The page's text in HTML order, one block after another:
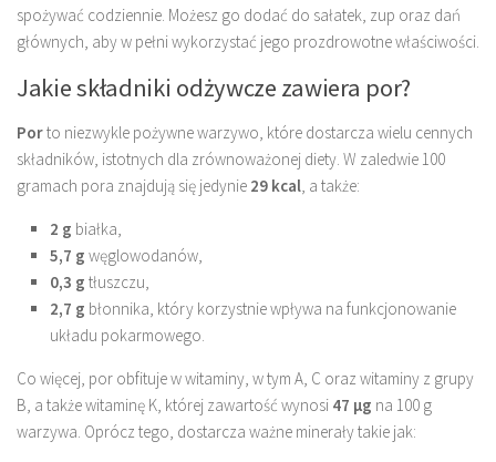
spożywać codziennie. Możesz go dodać do sałatek, zup oraz dań
głównych, aby w pełni wykorzystać jego prozdrowotne właściwości.
Jakie składniki odżywcze zawiera por?
Porto niezwykle pożywne warzywo, które dostarcza wielu cennych
składników, istotnych dla zrównoważonej diety. W zaledwie 100
gramach pora znajdują się jedynie 29 kcal, a także:
2 g białka,
5,7 g węglowodanów,
0,3 g tłuszczu,
2,7 g błonnika, który korzystnie wpływa na funkcjonowanie
układu pokarmowego.
Co więcej, por obfituje w witaminy, w tym A, C oraz witaminy z grupy
B, a także witaminę K, której zawartość wynosi 47 µg na 100 g
warzywa. Oprócz tego, dostarcza ważne minerały takie jak: